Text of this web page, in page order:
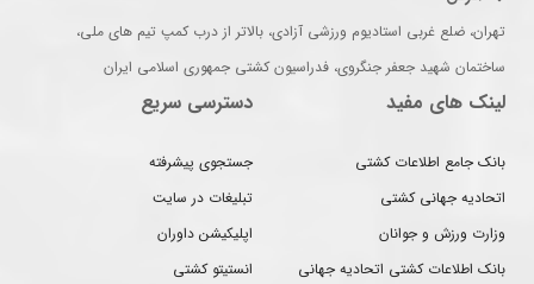
تهران، ضلع غربی استادیوم ورزشی آزادی، بالاتر از درب کمپ تیم های ملی،
ساختمان شهید جعفر جنگروی، فدراسیون کشتی جمهوری اسلامی ایران
لینک های مفید
بانک جامع اطلاعات کشتی
اتحادیه جهانی کشتی
وزارت ورزش و جوانان
بانک اطلاعات کشتی اتحادیه جهانی
دسترسی سریع
جستجوی پیشرفته
تبلیغات در سایت
اپلیکیشن داوران
انستیتو کشتی